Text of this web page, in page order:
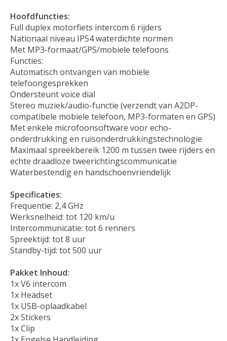
Hoofdfuncties:
Full duplex motorfiets intercom 6 rijders
Nationaal niveau IP54 waterdichte normen
Met MP3-formaat/GPS/mobiele telefoons
Functies:
Automatisch ontvangen van mobiele
telefoongesprekken
Ondersteunt voice dial
Stereo muziek/audio-functie (verzendt van A2DP-
compatibele mobiele telefoon, MP3-formaten en GPS)
Met enkele microfoonsoftware voor echo-
onderdrukking en ruisonderdrukkingstechnologie
Maximaal spreekbereik 1200 m tussen twee rijders en
echte draadloze tweerichtingscommunicatie
Waterbestendig en handschoenvriendelijk
Specificaties:
Frequentie: 2,4 GHz
Werksnelheid: tot 120 km/u
Intercommunicatie: tot 6 renners
Spreektijd: tot 8 uur
Standby-tijd: tot 500 uur
Pakket Inhoud:
1x V6 intercom
1x Headset
1x USB-oplaadkabel
2x Stickers
1x Clip